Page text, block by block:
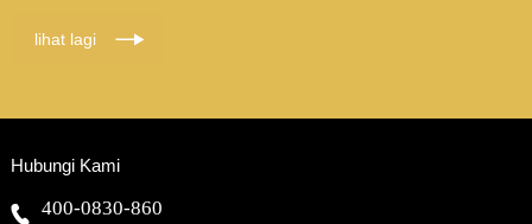
lihat lagi
Hubungi Kami
400-0830-860